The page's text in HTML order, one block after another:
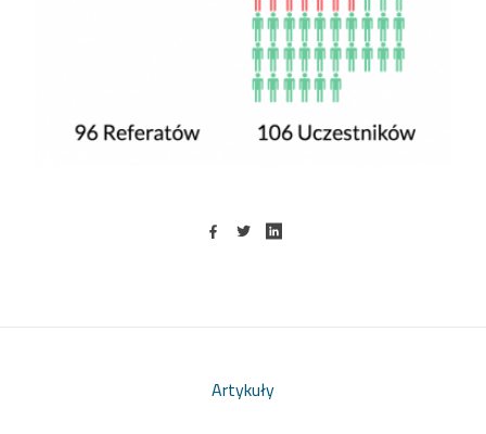
Artykuły